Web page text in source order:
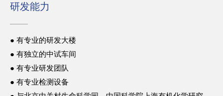
研发能力
● 有专业的研发大楼
● 有独立的中试车间
● 有专业研发团队
● 有专业检测设备